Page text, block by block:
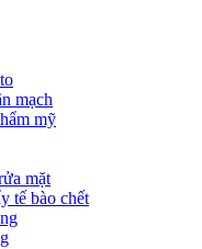
mạch
mỹ
mặt
tế bào chết